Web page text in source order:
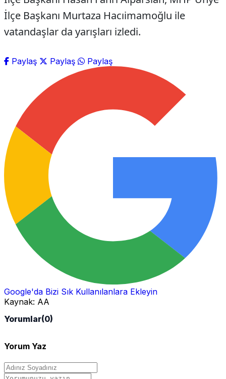
İlçe Başkanı Murtaza Hacıimamoğlu ile
vatandaşlar da yarışları izledi.
Paylaş Paylaş Paylaş
Google'da Bizi Sık Kullanılanlara Ekleyin
Kaynak: AA
Yorumlar(0)
Yorum Yaz